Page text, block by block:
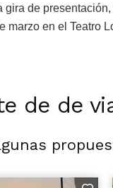
de
marzo en el Teatro
de de